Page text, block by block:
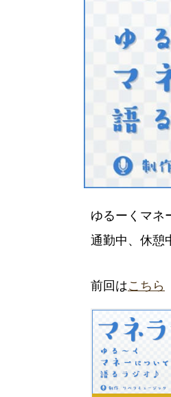
ゆるーくマネ
通勤中、休憩
前回はこちら